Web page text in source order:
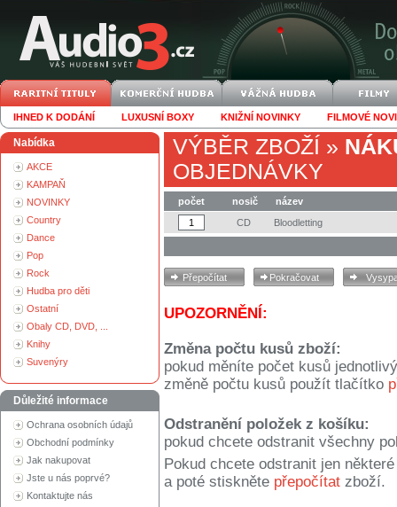
IHNED K DODÁNÍ LUXUSNÍ BOXY KNIŽNÍ NOVINKY FILMOVÉ
Nabídka
AKCE
KAMPAŇ
NOVINKY
Country
Dance
Pop
Rock
Hudba pro děti
Ostatní
Obaly CD, DVD, ...
Knihy
Suvenýry
Důležité informace
Ochrana osobních údajů
Obchodní podmínky
Jak nakupovat
Jste u nás poprvé?
Kontaktujte nás
VÝBĚR ZBOŽÍ »
OBJEDNÁVKY
počet nosič
název
CD
Bloodletting
UPOZORNĚNÍ:
Změna počtu kusů zboží:
pokud měníte počet kusů
změně počtu kusů použít tlačítko
Odstranění položek z košíku:
pokud chcete odstranit všechny
Pokud chcete odstranit jen
a poté stiskněte přepočítat zboží.